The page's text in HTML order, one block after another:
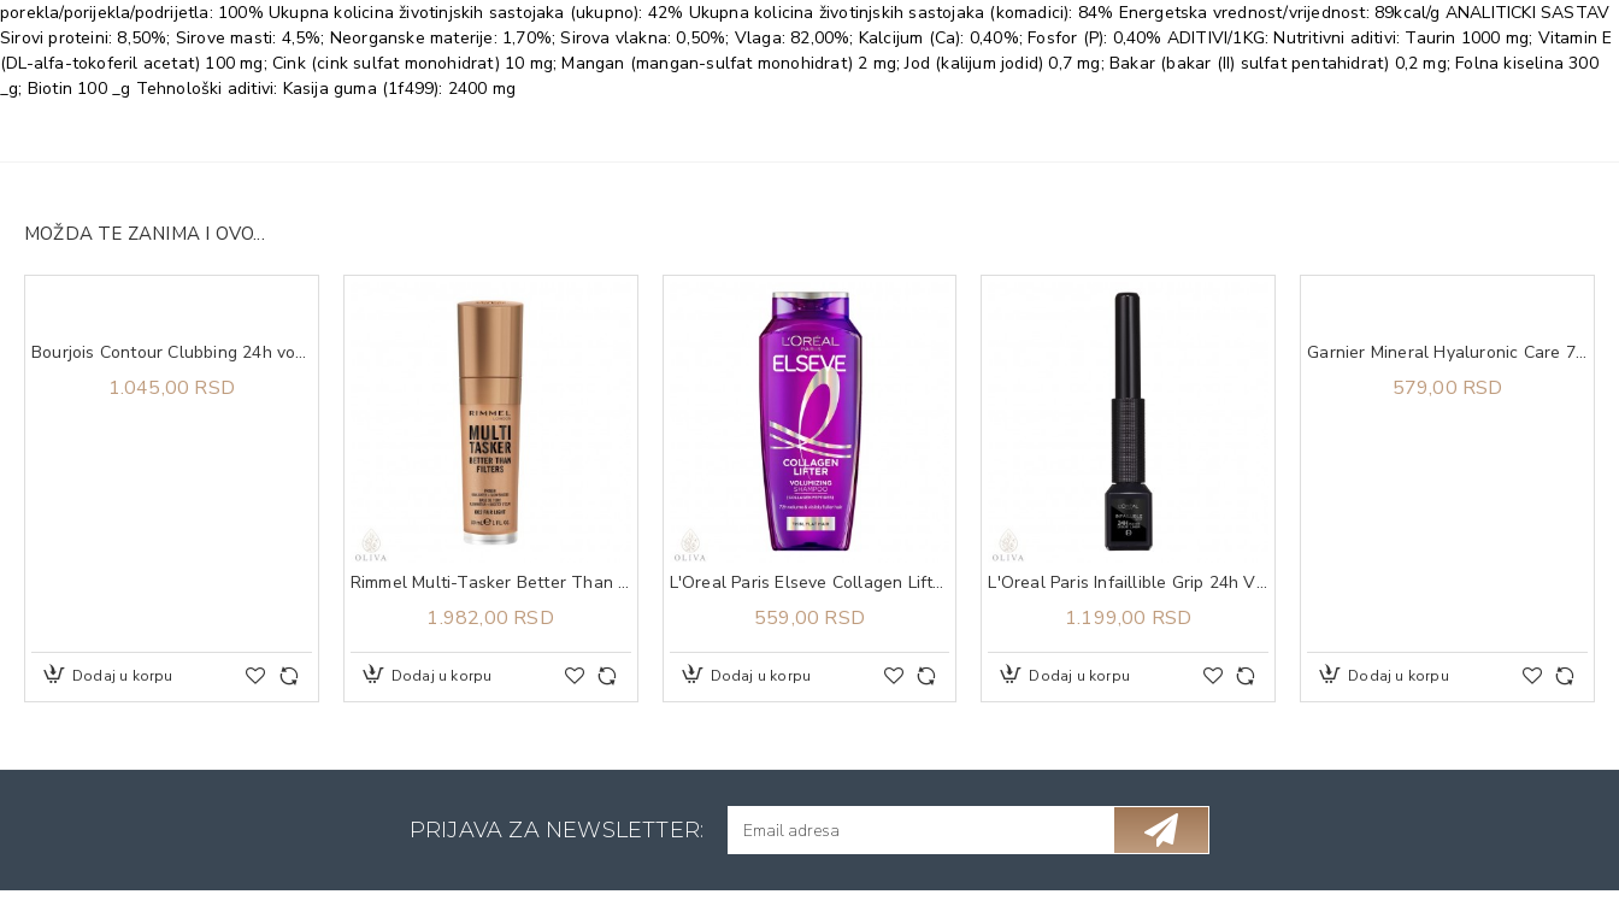
porekla/porijekla/podrijetla: 100% Ukupna kolicina životinjskih sastojaka (ukupno): 42% Ukupna kolicina životinjskih sastojaka (komadici): 84% Energetska vrednost/vrijednost: 89kcal/g ANALITICKI SASTAV
Sirovi proteini: 8,50%; Sirove masti: 4,5%; Neorganske materije: 1,70%; Sirova vlakna: 0,50%; Vlaga: 82,00%; Kalcijum (Ca): 0,40%; Fosfor (P): 0,40% ADITIVI/1KG: Nutritivni aditivi: Taurin 1000 mg; Vitamin E
(DL-alfa-tokoferil acetat) 100 mg; Cink (cink sulfat monohidrat) 10 mg; Mangan (mangan-sulfat monohidrat) 2 mg; Jod (kalijum jodid) 0,7 mg; Bakar (bakar (II) sulfat pentahidrat) 0,2 mg; Folna kiselina 300
_g; Biotin 100 _g Tehnološki aditivi: Kasija guma (1f499): 2400 mg
MOŽDA TE ZANIMA I OVO...
Bourjois Contour Clubbing 24h vodootporna 55 olovka za oči
1.045,00 RSD
Dodaj u korpu
Rimmel Multi-Tasker Better Than Filters 3 u 1 proizvod za ten 002 Fair Light
1.982,00 RSD
Dodaj u korpu
L'Oreal Paris Elseve Collagen Lifter Volumizing šampon za kosu 250 ml
559,00 RSD
Dodaj u korpu
L'Oreal Paris Infaillible Grip 24h Vinyl tečni ajlajner black
1.199,00 RSD
Dodaj u korpu
Garnier Mineral Hyaluronic Care 72H dezodorans roll on 50 ml
579,00 RSD
Dodaj u korpu
PRIJAVA ZA NEWSLETTER: